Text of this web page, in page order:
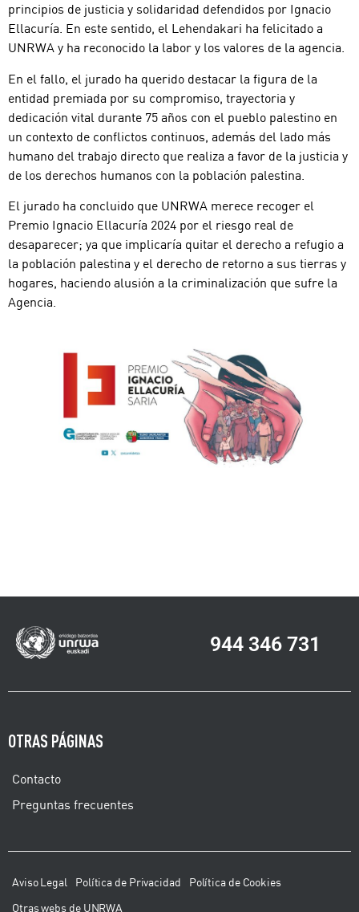
principios de justicia y solidaridad defendidos por Ignacio
Ellacuría. En este sentido, el Lehendakari ha felicitado a
UNRWA y ha reconocido la labor y los valores de la agencia.
En el fallo, el jurado ha querido destacar la figura de la
entidad premiada por su compromiso, trayectoria y
dedicación vital durante 75 años con el pueblo palestino en
un contexto de conflictos continuos, además del lado más
humano del trabajo directo que realiza a favor de la justicia y
de los derechos humanos con la población palestina.
El jurado ha concluido que UNRWA merece recoger el
Premio Ignacio Ellacuría 2024 por el riesgo real de
desaparecer; ya que implicaría quitar el derecho a refugio a
la población palestina y el derecho de retorno a sus tierras y
hogares, haciendo alusión a la criminalización que sufre la
Agencia.
944 346 731
OTRAS PÁGINAS
Contacto
Preguntas frecuentes
Aviso Legal Política de Privacidad
Política de Cookies
Otras webs de UNRWA